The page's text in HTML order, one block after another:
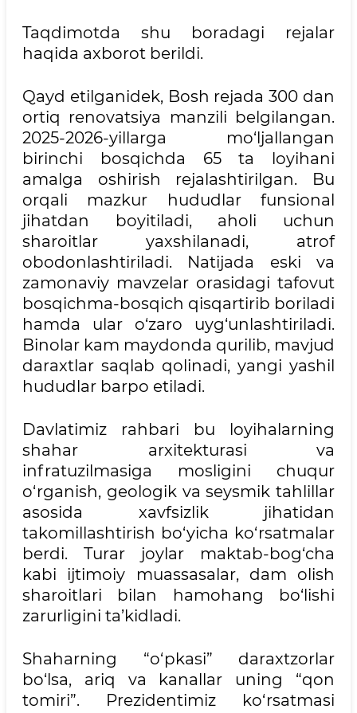
Taqdimotda shu boradagi rejalar
haqida axborot berildi.
Qayd etilganidek, Bosh rejada 300 dan
ortiq renovatsiya manzili belgilangan.
2025-2026-yillarga mo‘ljallangan
birinchi bosqichda 65 ta loyihani
amalga oshirish rejalashtirilgan. Bu
orqali mazkur hududlar funsional
jihatdan boyitiladi, aholi uchun
sharoitlar yaxshilanadi, atrof
obodonlashtiriladi. Natijada eski va
zamonaviy mavzelar orasidagi tafovut
bosqichma-bosqich qisqartirib boriladi
hamda ular o‘zaro uyg‘unlashtiriladi.
Binolar kam maydonda qurilib, mavjud
daraxtlar saqlab qolinadi, yangi yashil
hududlar barpo etiladi.
Davlatimiz rahbari bu loyihalarning
shahar arxitekturasi va
infratuzilmasiga mosligini chuqur
o‘rganish, geologik va seysmik tahlillar
asosida xavfsizlik jihatidan
takomillashtirish bo‘yicha ko‘rsatmalar
berdi. Turar joylar maktab-bog‘cha
kabi ijtimoiy muassasalar, dam olish
sharoitlari bilan hamohang bo‘lishi
zarurligini ta’kidladi.
Shaharning “o‘pkasi” daraxtzorlar
bo‘lsa, ariq va kanallar uning “qon
tomiri”. Prezidentimiz ko‘rsatmasi